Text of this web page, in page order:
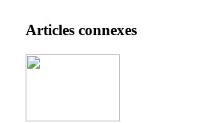
Articles connexes